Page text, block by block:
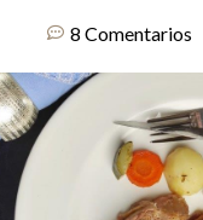
8 Comentarios